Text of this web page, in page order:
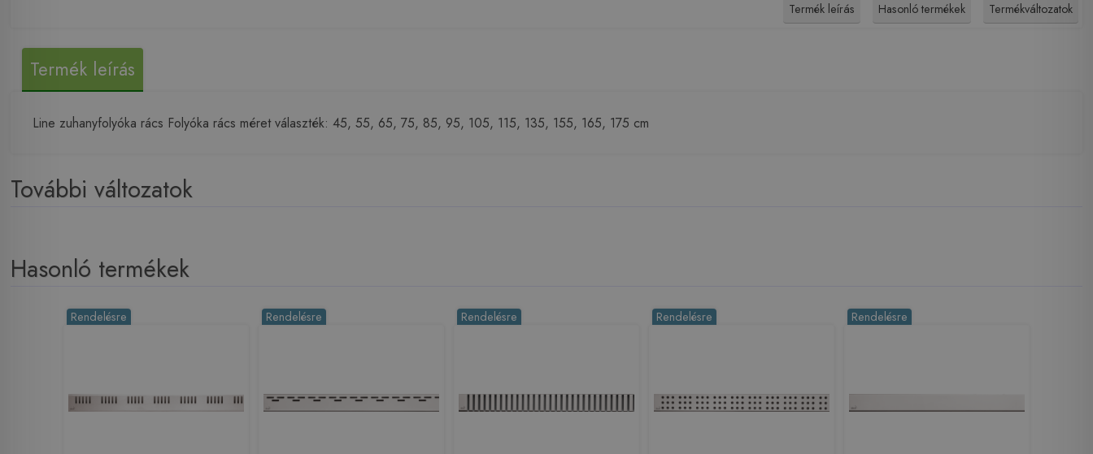
Termék leírás Hasonló termékek Termékváltozatok
Termék leírás
Line zuhanyfolyóka rács Folyóka rács méret választék: 45, 55, 65, 75, 85, 95, 105, 115, 135, 155, 165, 175 cm
További változatok
Hasonló termékek
Rendelésre Rendelésre Rendelésre Rendelésre Rendelésre